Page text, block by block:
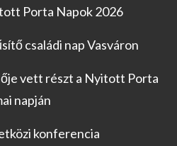
Porta Napok 2026
családi nap Vasváron
vett részt a Nyitott Porta
napján
konferencia